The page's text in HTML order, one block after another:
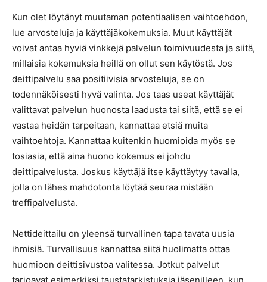
Kun olet löytänyt muutaman potentiaalisen vaihtoehdon,
lue arvosteluja ja käyttäjäkokemuksia. Muut käyttäjät
voivat antaa hyviä vinkkejä palvelun toimivuudesta ja siitä,
millaisia kokemuksia heillä on ollut sen käytöstä. Jos
deittipalvelu saa positiivisia arvosteluja, se on
todennäköisesti hyvä valinta. Jos taas useat käyttäjät
valittavat palvelun huonosta laadusta tai siitä, että se ei
vastaa heidän tarpeitaan, kannattaa etsiä muita
vaihtoehtoja. Kannattaa kuitenkin huomioida myös se
tosiasia, että aina huono kokemus ei johdu
deittipalvelusta. Joskus käyttäjä itse käyttäytyy tavalla,
jolla on lähes mahdotonta löytää seuraa mistään
treffipalvelusta.
Nettideittailu on yleensä turvallinen tapa tavata uusia
ihmisiä. Turvallisuus kannattaa siitä huolimatta ottaa
huomioon deittisivustoa valitessa. Jotkut palvelut
tarjoavat esimerkiksi taustatarkistuksia jäsenilleen, kun